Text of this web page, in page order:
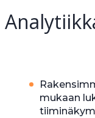
mukaan